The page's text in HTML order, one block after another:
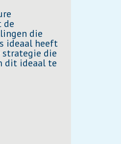
de
die
ideaal heeft
strategie die
dit ideaal te